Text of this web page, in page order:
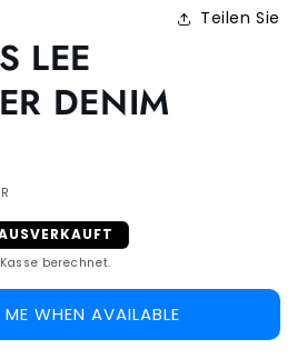
Teilen Sie
LEE
DENIM
berechnet.
WHEN AVAILABLE